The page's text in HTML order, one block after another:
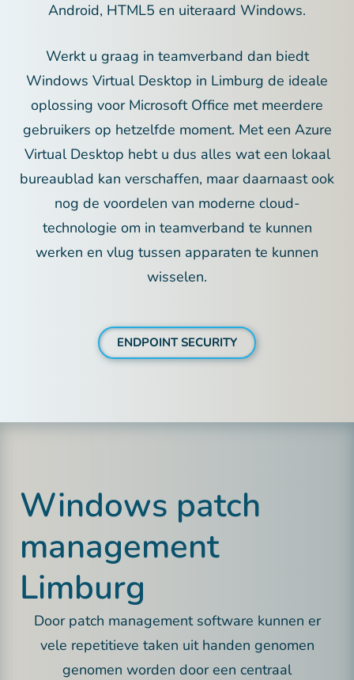
Android, HTML5 en uiteraard Windows.
Werkt u graag in teamverband dan biedt
Windows Virtual Desktop in Limburg de ideale
oplossing voor Microsoft Office met meerdere
gebruikers op hetzelfde moment. Met een Azure
Virtual Desktop hebt u dus alles wat een lokaal
bureaublad kan verschaffen, maar daarnaast ook
nog de voordelen van moderne cloud-
technologie om in teamverband te kunnen
werken en vlug tussen apparaten te kunnen
wisselen.
ENDPOINT SECURITY
Windows patch
management
Limburg
Door patch management software kunnen er
vele repetitieve taken uit handen genomen
genomen worden door een centraal